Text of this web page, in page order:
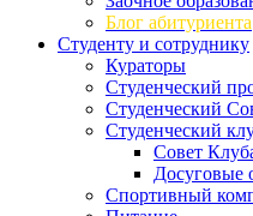
Блог абитуриента
Студенту и сотруднику
Кураторы
Студенческий
Студенческий
Студенческий
Совет
Досуговые
Спортивный